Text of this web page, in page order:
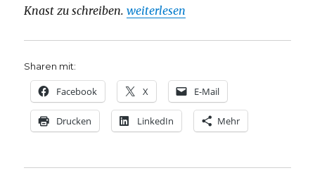
Knast zu schreiben.„Was können wir gegen Gewalt
weiterlesen
Sharen mit:
Facebook X E-Mail
Drucken LinkedIn Mehr